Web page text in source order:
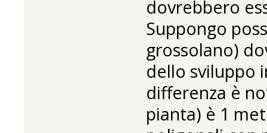
dovrebbero
Suppongo
grossolano)
dello sviluppo
differenza è
pianta) è 1